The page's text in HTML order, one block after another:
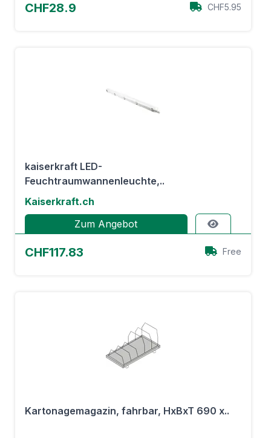
CHF28.9 CHF5.95
kaiserkraft LED-
Feuchtraumwannenleuchte,..
Kaiserkraft.ch
Zum Angebot
CHF117.83 Free
Kartonagemagazin, fahrbar, HxBxT 690 x..